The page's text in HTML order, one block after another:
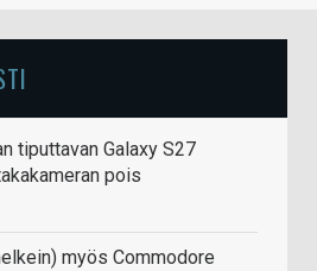
tiputtavan Galaxy S27
pois
myös Commodore